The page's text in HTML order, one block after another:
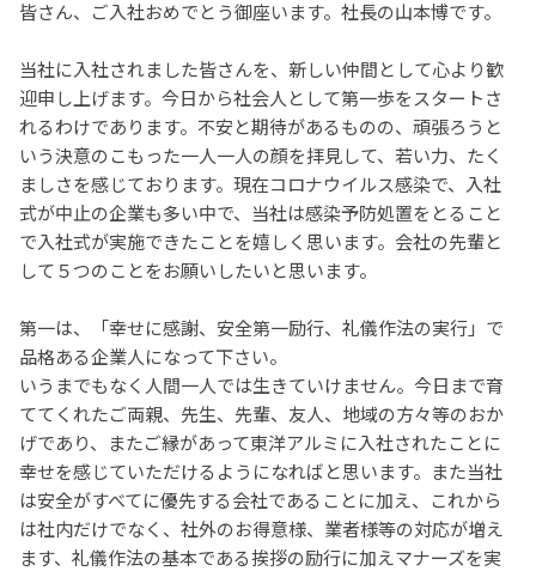
皆さん、ご入社おめでとう御座います。社長の山本博です。
当社に入社されました皆さんを、新しい仲間として心より歓
迎申し上げます。今日から社会人として第一歩をスタートさ
れるわけであります。不安と期待があるものの、頑張ろうと
いう決意のこもった一人一人の顔を拝見して、若い力、たく
ましさを感じております。現在コロナウイルス感染で、入社
式が中止の企業も多い中で、当社は感染予防処置をとること
で入社式が実施できたことを嬉しく思います。会社の先輩と
して５つのことをお願いしたいと思います。
第一は、「幸せに感謝、安全第一励行、礼儀作法の実行」で
品格ある企業人になって下さい。
いうまでもなく人間一人では生きていけません。今日まで育
ててくれたご両親、先生、先輩、友人、地域の方々等のおか
げであり、またご縁があって東洋アルミに入社されたことに
幸せを感じていただけるようになればと思います。また当社
は安全がすべてに優先する会社であることに加え、これから
は社内だけでなく、社外のお得意様、業者様等の対応が増え
ます、礼儀作法の基本である挨拶の励行に加えマナーズを実